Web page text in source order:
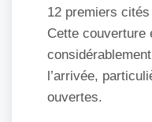
12 premiers
Cette couverture
l’arrivée,
ouvertes.